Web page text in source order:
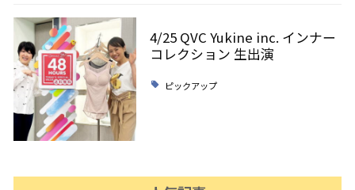
4/25 QVC Yukine inc. インナー
コレクション 生出演
ピックアップ